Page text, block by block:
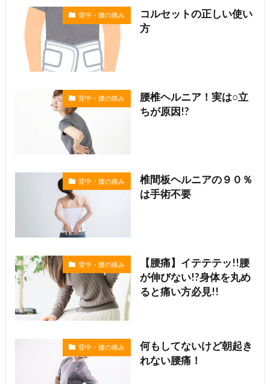
背中・腰の痛み
コルセットの正しい使い
方
背中・腰の痛み
腰椎ヘルニア！実は○立
ちが原因!?
背中・腰の痛み
椎間板ヘルニアの９０％
は手術不要
背中・腰の痛み
【腰痛】イテテテッ!!腰
が伸びない!?身体を丸め
ると痛い方必見!!
背中・腰の痛み
何もしてないけど朝起き
れない腰痛！